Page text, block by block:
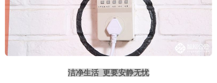
洁净生活 更要安静无忧